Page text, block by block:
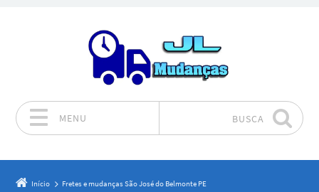
MENU BUSCA
Início Fretes e mudanças São José do Belmonte PE